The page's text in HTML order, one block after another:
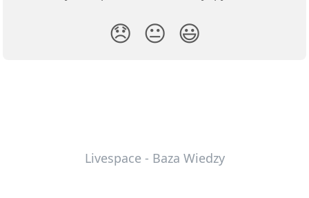
😞 😐 😃
Livespace - Baza Wiedzy